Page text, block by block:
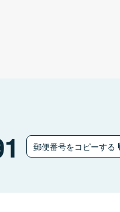
郵便番号をコピーする